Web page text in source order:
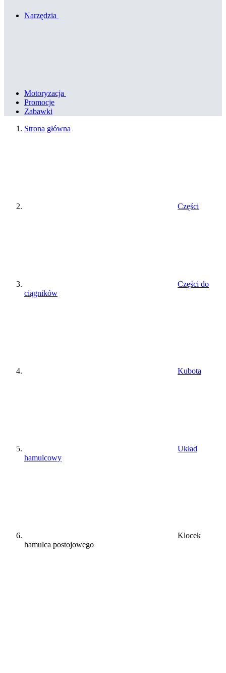
Narzędzia
Motoryzacja
Promocje
Zabawki
Strona główna
Części
Części do
ciągników
Kubota
Układ
hamulcowy
Klocek
hamulca postojowego